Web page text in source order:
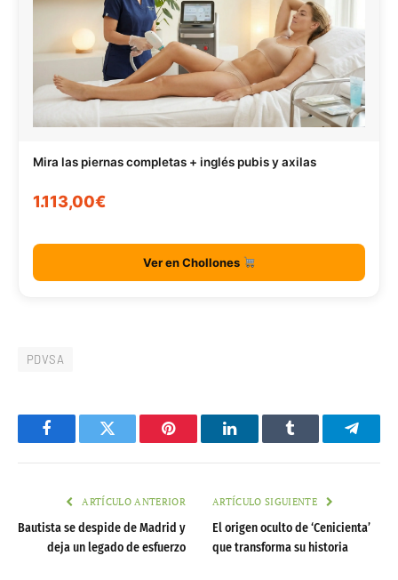
Mira las piernas completas + inglés pubis y axilas
1.113,00€
Ver en Chollones
PDVSA
FacebookTwitter Pinterest LinkedInTumblr
ARTÍCULO ANTERIOR
Bautista se despide de Madrid y
deja un legado de esfuerzo
ARTÍCULO SIGUIENTE
El origen oculto de ‘Cenicienta’
que transforma su historia